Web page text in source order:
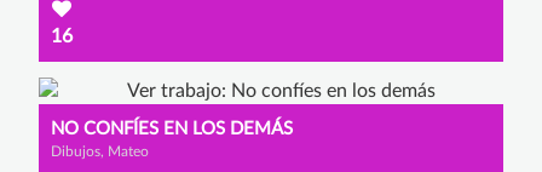
16
NO CONFÍES EN LOS DEMÁS
Dibujos, Mateo